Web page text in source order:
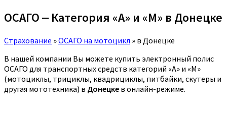
ОСАГО ‒ Категория «A» и «M» в Донецке
Страхование »ОСАГО на мотоцикл » в Донецке
В нашей компании Вы можете купить электронный полис
ОСАГО для транспортных средств категорий «A» и «M»
(мотоциклы, трициклы, квадрициклы, питбайки, скутеры и
другая мототехника) в Донецке в онлайн-режиме.